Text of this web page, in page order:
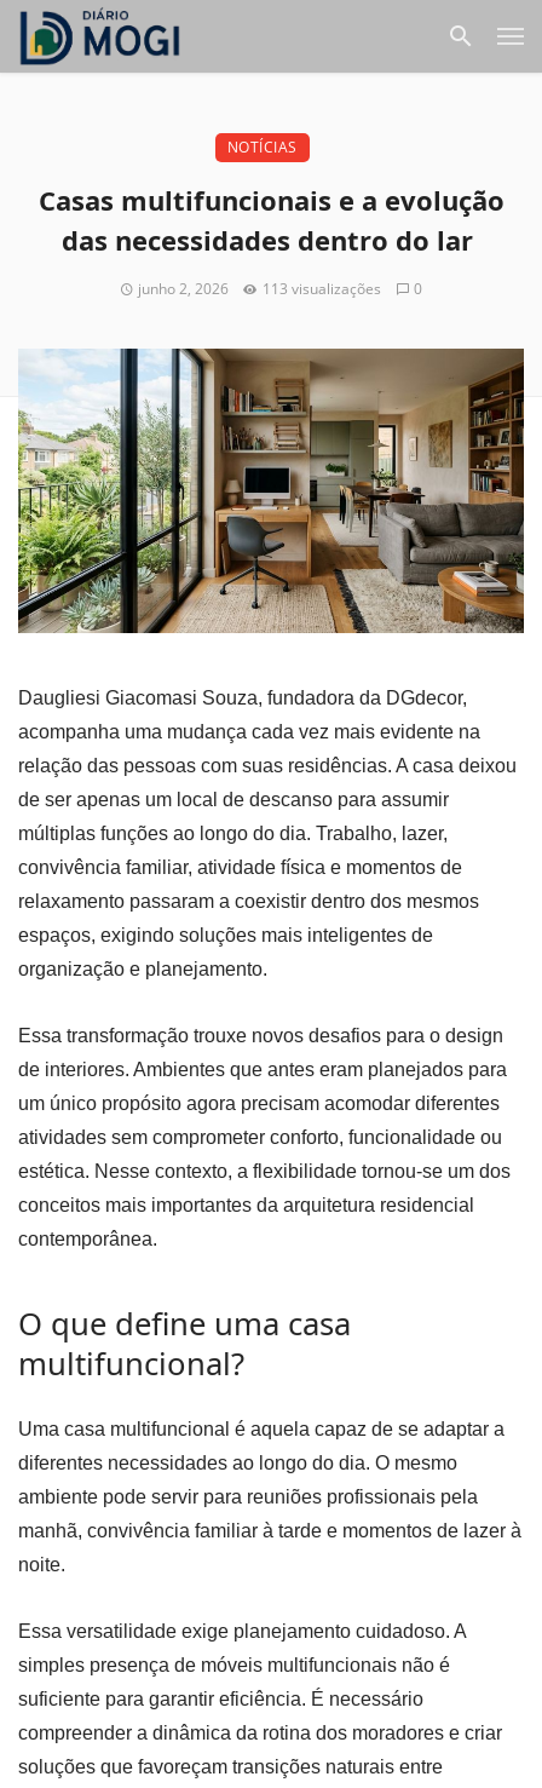
NOTÍCIAS
Casas multifuncionais e a evolução
das necessidades dentro do lar
junho 2, 2026 113 visualizações 0
Daugliesi Giacomasi Souza, fundadora da DGdecor,
acompanha uma mudança cada vez mais evidente na
relação das pessoas com suas residências. A casa deixou
de ser apenas um local de descanso para assumir
múltiplas funções ao longo do dia. Trabalho, lazer,
convivência familiar, atividade física e momentos de
relaxamento passaram a coexistir dentro dos mesmos
espaços, exigindo soluções mais inteligentes de
organização e planejamento.
Essa transformação trouxe novos desafios para o design
de interiores. Ambientes que antes eram planejados para
um único propósito agora precisam acomodar diferentes
atividades sem comprometer conforto, funcionalidade ou
estética. Nesse contexto, a flexibilidade tornou-se um dos
conceitos mais importantes da arquitetura residencial
contemporânea.
O que define uma casa
multifuncional?
Uma casa multifuncional é aquela capaz de se adaptar a
diferentes necessidades ao longo do dia. O mesmo
ambiente pode servir para reuniões profissionais pela
manhã, convivência familiar à tarde e momentos de lazer à
noite.
Essa versatilidade exige planejamento cuidadoso. A
simples presença de móveis multifuncionais não é
suficiente para garantir eficiência. É necessário
compreender a dinâmica da rotina dos moradores e criar
soluções que favoreçam transições naturais entre